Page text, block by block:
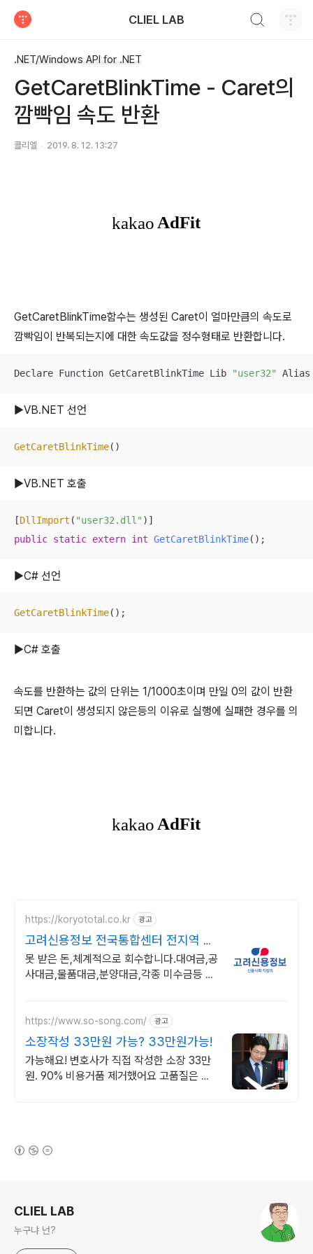
CLIEL LAB
.NET/Windows API for .NET
GetCaretBlinkTime - Caret의
깜빡임 속도 반환
클리엘 2019. 8. 12. 13:27
GetCaretBlinkTime함수는 생성된 Caret이 얼마만큼의 속도로
깜빡임이 반복되는지에 대한 속도값을 정수형태로 반환합니다.
Declare Function GetCaretBlinkTime Lib "user32"
▶VB.NET 선언
GetCaretBlinkTime()
▶VB.NET 호출
[DllImport ( "user32.dll"
public static extern int GetCaretBlinkTime() ;
▶C# 선언
GetCaretBlinkTime();
▶C# 호출
속도를 반환하는 값의 단위는 1/1000초이며 만일 0의 값이 반환
되면 Caret이 생성되지 않은등의 이유로 실행에 실패한 경우를 의
미합니다.
https://koryototal.co.kr 광고
고려신용정보 전국통합센터 전지역 미
수금 전문상담
못 받은 돈,체계적으로 회수합니다.대여금,공
사대금,물품대금,분양대금,각종 미수금등 높
https://www.so-song.com/ 광고
소장작성 33만원 가능? 33만원가능!
가능해요! 변호사가 직접 작성한 소장 33만
원. 90% 비용거품 제거했어요 고품질은 그
CLIEL LAB
누구냐 넌?